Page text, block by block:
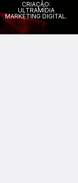
CRIAÇÃO:
ULTRAMÍDIA
MARKETING DIGITAL.